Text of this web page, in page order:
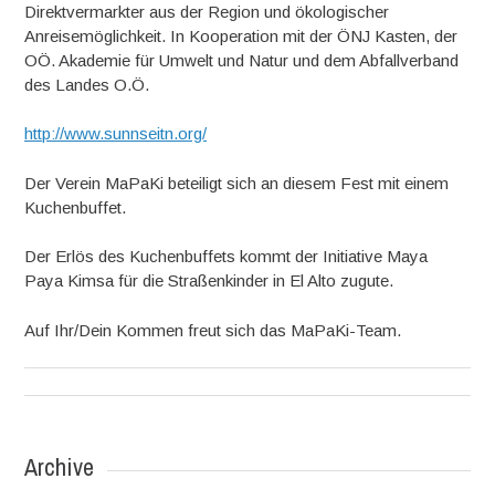
Direktvermarkter aus der Region und ökologischer
Anreisemöglichkeit. In Kooperation mit der ÖNJ Kasten, der
OÖ. Akademie für Umwelt und Natur und dem Abfallverband
des Landes O.Ö.
http://www.sunnseitn.org/
Der Verein MaPaKi beteiligt sich an diesem Fest mit einem
Kuchenbuffet.
Der Erlös des Kuchenbuffets kommt der Initiative Maya
Paya Kimsa für die Straßenkinder in El Alto zugute.
Auf Ihr/Dein Kommen freut sich das MaPaKi-Team.
Archive